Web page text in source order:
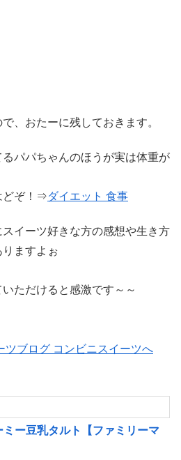
、おたーに残しておきます。
パパちゃんのほうが実は体重が
どぞ！⇒ダイエット 食事
イーツ好きな方の感想や生き方
ますよぉ
ただけると感激です～～
ー豆乳タルト【ファミリーマ